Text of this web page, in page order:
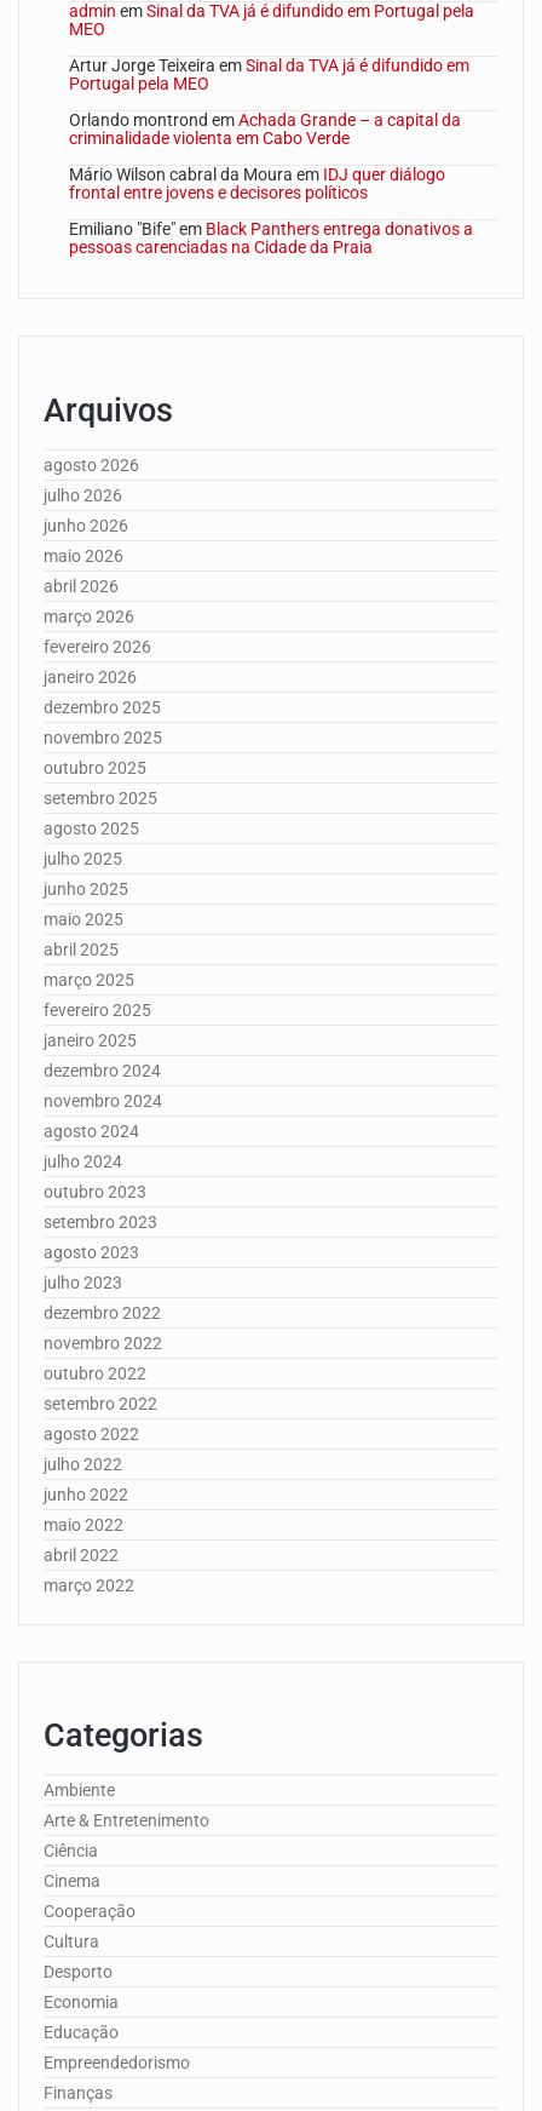
admin emSinal da TVA já é difundido em Portugal pela
MEO
Artur Jorge Teixeira emSinal da TVA já é difundido em
Portugal pela MEO
Orlando montrond emAchada Grande – a capital da
criminalidade violenta em Cabo Verde
Mário Wilson cabral da Moura em IDJ quer diálogo
frontal entre jovens e decisores políticos
Emiliano "Bife"em Black Panthers entrega donativos a
pessoas carenciadas na Cidade da Praia
Arquivos
agosto 2026
julho 2026
junho 2026
maio 2026
abril 2026
março 2026
fevereiro 2026
janeiro 2026
dezembro 2025
novembro 2025
outubro 2025
setembro 2025
agosto 2025
julho 2025
junho 2025
maio 2025
abril 2025
março 2025
fevereiro 2025
janeiro 2025
dezembro 2024
novembro 2024
agosto 2024
julho 2024
outubro 2023
setembro 2023
agosto 2023
julho 2023
dezembro 2022
novembro 2022
outubro 2022
setembro 2022
agosto 2022
julho 2022
junho 2022
maio 2022
abril 2022
março 2022
Categorias
Ambiente
Arte & Entretenimento
Ciência
Cinema
Cooperação
Cultura
Desporto
Economia
Educação
Empreendedorismo
Finanças